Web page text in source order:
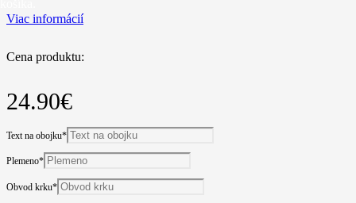
Viac informácií
Cena produktu:
24.90€
Text na obojku*
Plemeno*
Obvod krku*